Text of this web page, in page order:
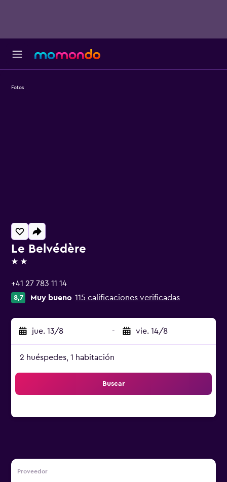
Le Belvédère
2 estrellas
+41 27 783 11 14
8,7 Muy bueno 115 calificaciones verificadas
jue. 13/8 - vie. 14/8
2 huéspedes, 1 habitación
Buscar
Proveedor
Fotos